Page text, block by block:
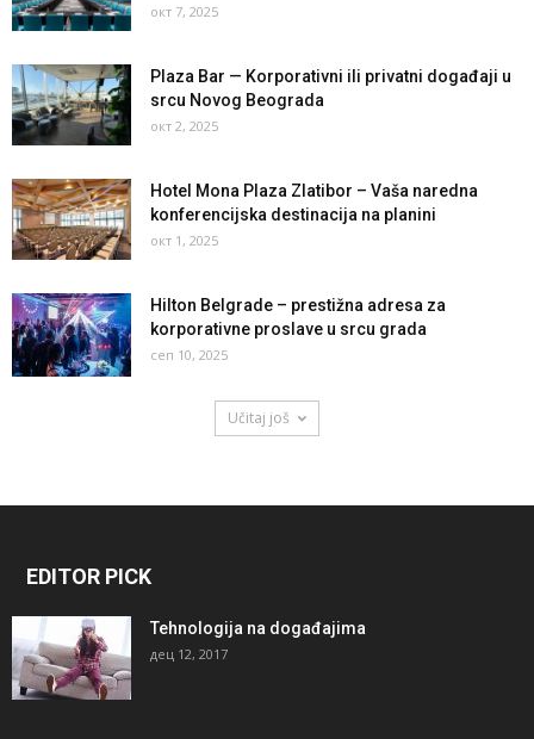
окт 7, 2025
Plaza Bar — Korporativni ili privatni događaji u
srcu Novog Beograda
окт 2, 2025
Hotel Mona Plaza Zlatibor – Vaša naredna
konferencijska destinacija na planini
окт 1, 2025
Hilton Belgrade – prestižna adresa za
korporativne proslave u srcu grada
сеп 10, 2025
Učitaj još
EDITOR PICK
Tehnologija na događajima
дец 12, 2017